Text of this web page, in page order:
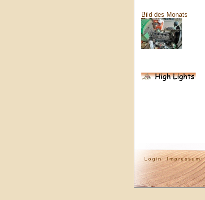
Bild des Monats
Login· Impressum·